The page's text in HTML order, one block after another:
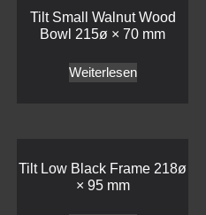
Tilt Small Walnut Wood
Bowl 215ø × 70 mm
Weiterlesen
Tilt Low Black Frame 218ø
× 95 mm